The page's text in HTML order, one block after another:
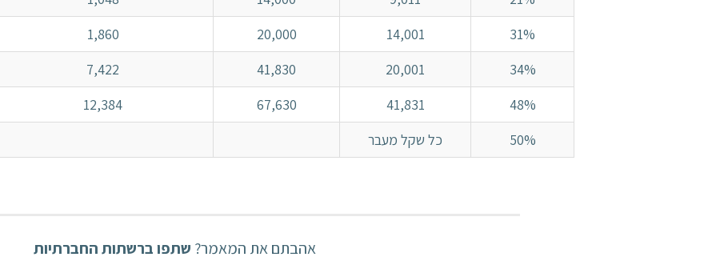
31%
14,001
20,000
1,860
34%
20,001
41,830
7,422
48%
41,831
67,630
12,384
50%
כל שקל מעבר
אהבתם את המאמר? שתפו ברשתות החברתיות